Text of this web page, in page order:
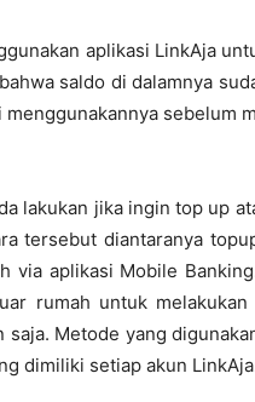
aplikasi LinkAja
saldo di dalamnya
sebelum
lakukan jika ingin top up
tersebut diantaranya
via aplikasi Mobile
rumah untuk
saja. Metode yang
dimiliki setiap akun